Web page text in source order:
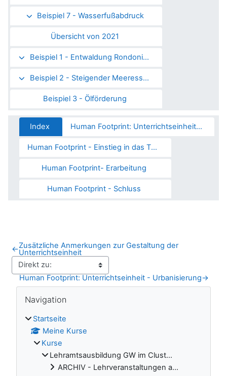
Beispiel 7 - Wasserfußabdruck
Übersicht von 2021
Beispiel 1 - Entwaldung Rondonia Brasilien
Beispiel 2 - Steigender Meeresspiegel
Beispiel 3 - Ölförderung
Index Human Footprint: Unterrichtseinheit - Urbanisierung
Human Footprint - Einstieg in das Thema
Human Footprint- Erarbeitung
Human Footprint - Schluss
←Zusätzliche Anmerkungen zur Gestaltung der
Unterrichtseinheit
→
Human Footprint: Unterrichtseinheit - Urbanisierung
Blöcke
Navigation
Startseite
Meine Kurse
Kurse
Lehramtsausbildung GW im Clust...
ARCHIV - Lehrveranstaltungen a...